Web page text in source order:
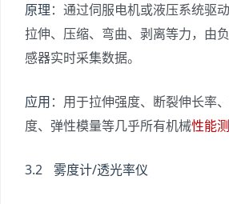
原理：通过伺服电机或液压系统驱
拉伸、压缩、弯曲、剥离等力，由
感器实时采集数据。
应用：用于拉伸强度、断裂伸长率
度、弹性模量等几乎所有机械性能
3.2 雾度计/透光率仪